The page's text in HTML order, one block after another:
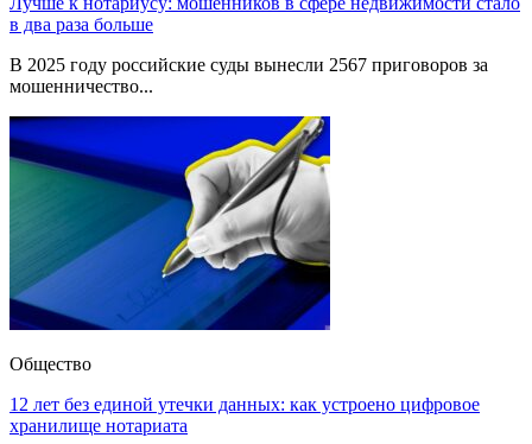
в два раза больше
В 2025 году российские суды вынесли 2567 приговоров за
мошенничество...
Общество
12 лет без единой утечки данных: как устроено цифровое
хранилище нотариата